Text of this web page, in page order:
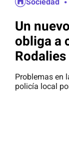
Un
obliga a
Rodalies
Problemas en
policía local